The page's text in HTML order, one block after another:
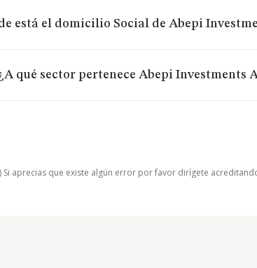
está el domicilio Social de Abepi
qué sector pertenece Abepi Investments
Si aprecias que existe algún error por favor dirígete